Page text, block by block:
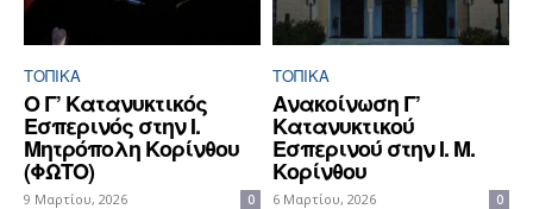
ΤΟΠΙΚΑ
Ο Γ’ Κατανυκτικός
Εσπερινός στην Ι.
Μητρόπολη Κορίνθου
(ΦΩΤΟ)
9 Μαρτίου, 2026 0
ΤΟΠΙΚΑ
Ανακοίνωση Γ’
Κατανυκτικού
Εσπερινού στην Ι. Μ.
Κορίνθου
6 Μαρτίου, 2026 0